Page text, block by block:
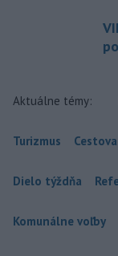
Aktuálne témy:
Turizmus
Dielo týždňa
Komunálne voľby